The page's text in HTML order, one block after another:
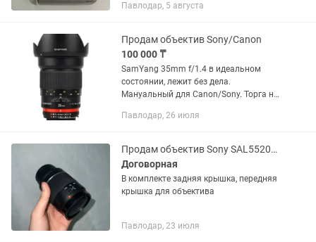
Павлодар, 5 августа
Продам объектив Sony/Canon
100 000 ₸
SamYang 35mm f/1.4 в идеальном
состоянии, лежит без дела.
Мануальный для Canon/Sony. Торга нет
Деньгами не пугать.
Павлодар, 26 июля
Продам объектив Sony SAL55200-2
Договорная
В комплекте задняя крышка, передняя
крышка для объектива
Павлодар, 23 июля